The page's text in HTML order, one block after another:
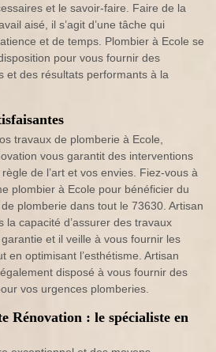
et le savoir-faire. Faire de la
aisé, il s’agit d’une tâche qui
et de temps. Plombier à Ecole se
pour vous fournir des
et des résultats performants à la
travaux de plomberie à Ecole,
vous garantit des interventions
de l’art et vos envies. Fiez-vous à
plombier à Ecole pour bénéficier du
plomberie dans tout le 73630. Artisan
la capacité d’assurer des travaux
et il veille à vous fournir les
en optimisant l’esthétisme. Artisan
disposé à vous fournir des
vos urgences plomberies.
Rénovation : le spécialiste en